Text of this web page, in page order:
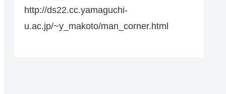
http://ds22.cc.yamaguchi-
u.ac.jp/~y_makoto/man_corner.html